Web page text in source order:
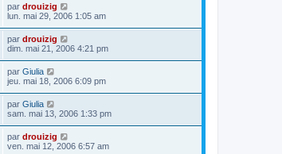
par drouizig
lun. mai 29, 2006 1:05 am
par drouizig
dim. mai 21, 2006 4:21 pm
par Giulia
jeu. mai 18, 2006 6:09 pm
par Giulia
sam. mai 13, 2006 1:33 pm
par drouizig
ven. mai 12, 2006 6:57 am